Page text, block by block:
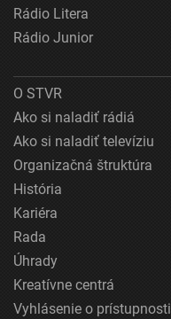
Rádio Litera
Rádio Junior
O STVR
Ako si naladiť rádiá
Ako si naladiť televíziu
Organizačná štruktúra
História
Kariéra
Rada
Úhrady
Kreatívne centrá
Vyhlásenie o prístupnosti